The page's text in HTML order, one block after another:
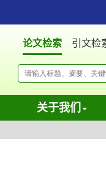
论文检索 引文检
关于我们